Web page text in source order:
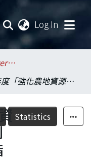
Log In
.National Taiwan University / 國立臺灣大學
112年度「強化農地資源決策評估及永續利用」之「農地價格指數評估與建立」
Statistics